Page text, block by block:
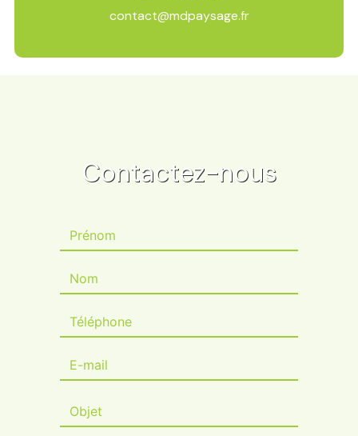
contact@mdpaysage.fr
Contactez-nous